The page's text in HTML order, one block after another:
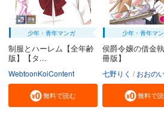
少年・青年マンガ
制服とハーレム【全年齢
版】【タ...
WebtoonKoiContent
無料で読む
少年・青年マ
侯爵令嬢の借金
冊版】
七野りく おおの
無料で